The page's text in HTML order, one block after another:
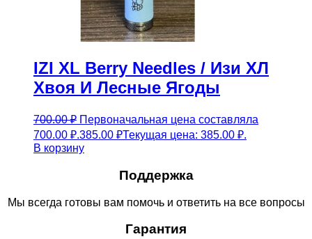
IZI XL Berry Needles / Изи ХЛ
Хвоя И Лесные Ягоды
700.00₽ Первоначальная цена составляла
700.00 ₽.385.00 ₽Текущая цена: 385.00 ₽.
В корзину
Поддержка
Мы всегда готовы вам помочь и ответить на все вопросы
Гарантия